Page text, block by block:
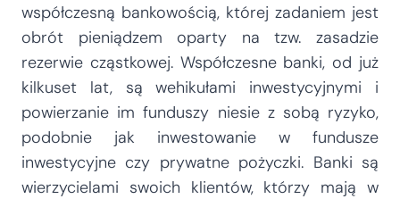
współczesną bankowością, której zadaniem jest
obrót pieniądzem oparty na tzw. zasadzie
rezerwie cząstkowej. Współczesne banki, od już
kilkuset lat, są wehikułami inwestycyjnymi i
powierzanie im funduszy niesie z sobą ryzyko,
podobnie jak inwestowanie w fundusze
inwestycyjne czy prywatne pożyczki. Banki są
wierzycielami swoich klientów, którzy mają w